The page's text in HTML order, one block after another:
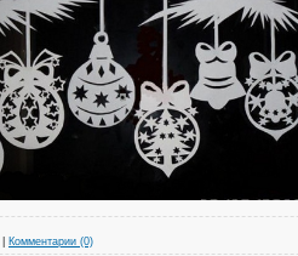
Комментарии (0)